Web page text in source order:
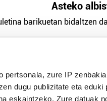
pertsonala, zure IP
dugu publizitate eta
eskaintzeko. Zure datuak
Asteko
barikuetan bidaltzen